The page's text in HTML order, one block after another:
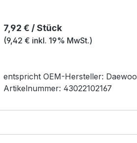
Regulärer Preis:
7,92 € / Stück
(9,42 € inkl. 19% MwSt.)
entspricht OEM-Hersteller: Daewoo
Artikelnummer: 43022102167